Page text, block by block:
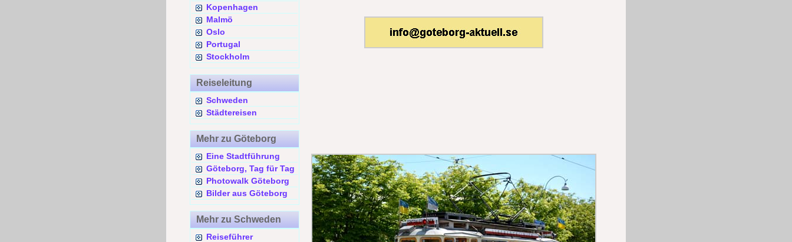
Kopenhagen
Malmö
Oslo
Portugal
Stockholm
Reiseleitung
Schweden
Städtereisen
Mehr zu Göteborg
Eine Stadtführung
Göteborg, Tag für Tag
Photowalk Göteborg
Bilder aus Göteborg
Mehr zu Schweden
Reiseführer